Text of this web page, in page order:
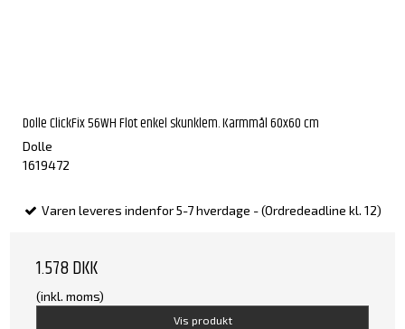
Dolle ClickFix 56WH Flot enkel skunklem. Karmmål 60x60 cm
Dolle
1619472
Varen leveres indenfor 5-7 hverdage - (Ordredeadline kl. 12)
1.578 DKK
(inkl. moms)
Vis produkt